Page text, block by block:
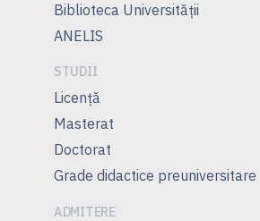
Biblioteca Universității
ANELIS
STUDII
Licență
Masterat
Doctorat
Grade didactice preuniversitare
ADMITERE